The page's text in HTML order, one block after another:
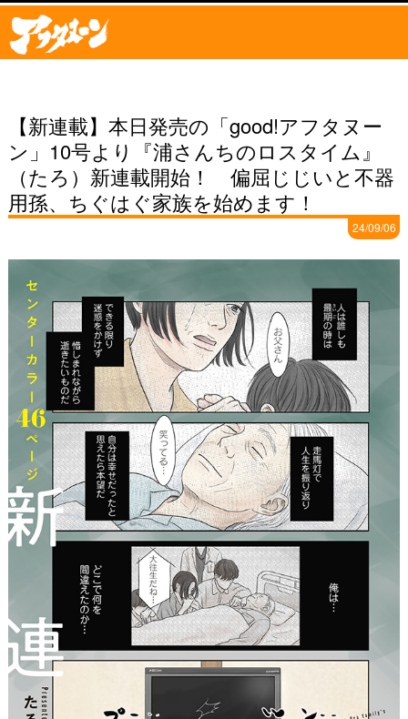
【新連載】本日発売の「good!アフタヌー
ン」10号より『浦さんちのロスタイム』
（たろ）新連載開始！ 偏屈じじいと不器
用孫、ちぐはぐ家族を始めます！
24/09/06